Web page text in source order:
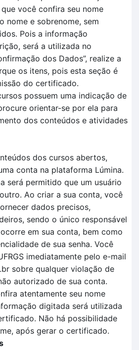
que você confira seu nome
nome e sobrenome, sem
Pois a informação
será a utilizada no
dos Dados”, realize a
os itens, pois esta seção é
do certificado.
possuem uma indicação de
orientar-se por ela para
dos conteúdos e atividades
dos cursos abertos,
conta na plataforma Lúmina.
será permitido que um usuário
Ao criar a sua conta, você
dados precisos,
sendo o único responsável
em sua conta, bem como
de sua senha. Você
imediatamente pelo e-mail
sobre qualquer violação de
autorizado de sua conta.
atentamente seu nome
digitada será utilizada
Não há possibilidade
após gerar o certificado.